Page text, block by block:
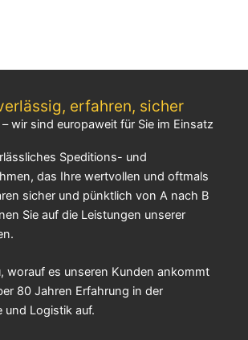
erfahren, sicher
wir sind europaweit für Sie im Einsatz
Speditions- und
das Ihre wertvollen und oftmals
sicher und pünktlich von A nach B
Sie auf die Leistungen unserer
worauf es unseren Kunden ankommt
80 Jahren Erfahrung in der
und Logistik auf.